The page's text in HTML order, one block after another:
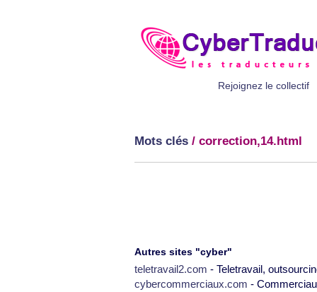
Rejoignez le collectif
Mots clés / correction,14.html
Autres sites "cyber"
teletravail2.com - Teletravail,
cybercommerciaux.com -